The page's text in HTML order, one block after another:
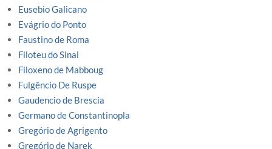
Eusebio Galicano
Evágrio do Ponto
Faustino de Roma
Filoteu do Sinai
Filoxeno de Mabboug
Fulgêncio De Ruspe
Gaudencio de Brescia
Germano de Constantinopla
Gregório de Agrigento
Gregório de Narek